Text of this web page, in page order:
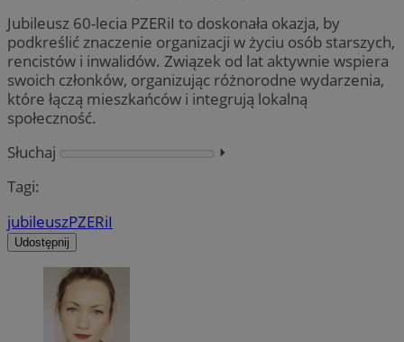
Jubileusz 60-lecia PZERiI to doskonała okazja, by
podkreślić znaczenie organizacji w życiu osób starszych,
rencistów i inwalidów. Związek od lat aktywnie wspiera
swoich członków, organizując różnorodne wydarzenia,
które łączą mieszkańców i integrują lokalną
społeczność.
Słuchaj
⏵︎
Tagi:
jubileuszPZERiI
Udostępnij